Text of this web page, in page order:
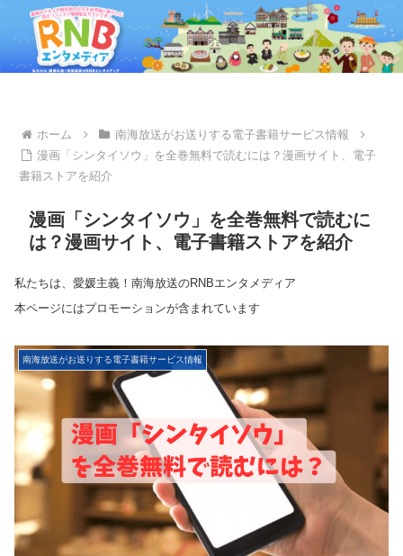
ホーム
南海放送がお送りする電子書籍サービス情報
漫画「シンタイソウ」を全巻無料で読むには？漫画サイト、電子
書籍ストアを紹介
漫画「シンタイソウ」を全巻無料で読むに
は？漫画サイト、電子書籍ストアを紹介
私たちは、愛媛主義！南海放送のRNBエンタメディア
本ページにはプロモーションが含まれています
南海放送がお送りする電子書籍サービス情報